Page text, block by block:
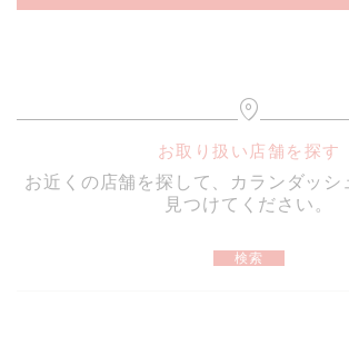
継ぐ六角形のアルミニウムボ
らったデザイン
8色のシグネチャーストライプパターン
4面にはブラックで「Paul Smith」の
お取り扱い店舗を探す
お近くの店舗を探して、カランダッシ
見つけてください。
検索